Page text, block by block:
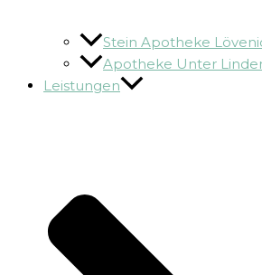
Stein Apotheke
Apotheke Unter
Leistungen